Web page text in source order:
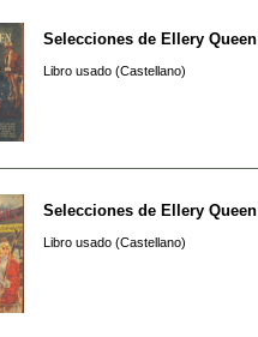
Selecciones de Ellery Queen
Libro usado (Castellano)
Selecciones de Ellery Queen
Libro usado (Castellano)